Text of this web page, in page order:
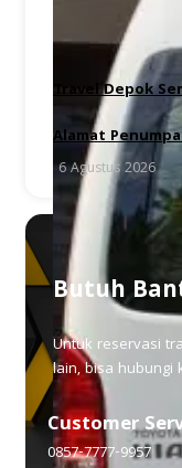
Travel Depok
Alamat
6 Agustus 2026
Butuh
Untuk reservasi
lain, bisa hubungi
Customer
0857-7777-9957